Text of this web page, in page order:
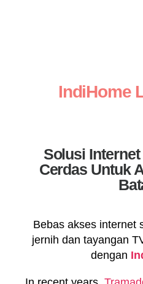
IndiHome
Solusi
Cerdas Untuk
Bebas akses internet
jernih dan tayangan
dengan